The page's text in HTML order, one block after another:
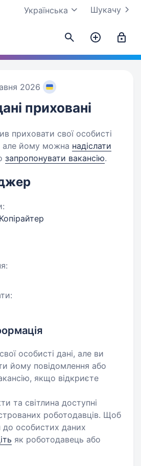
Шукачу
Українська
2026
приховані
приховати свої особисті
але йому можна надіслати
запропонувати вакансію.
особисті дані, але ви
йому повідомлення або
якщо відкриєте
та світлина доступні
роботодавців. Щоб
особистих даних
як роботодавець або